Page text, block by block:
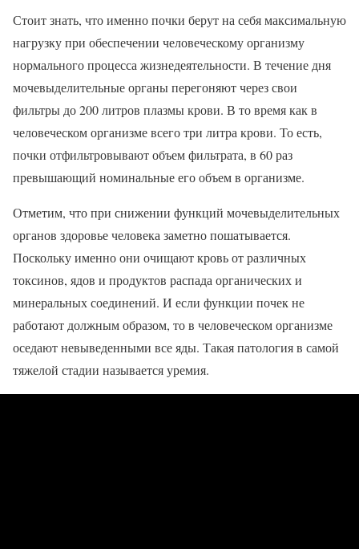
Стоит знать, что именно почки берут на себя максимальную
нагрузку при обеспечении человеческому организму
нормального процесса жизнедеятельности. В течение дня
мочевыделительные органы перегоняют через свои
фильтры до 200 литров плазмы крови. В то время как в
человеческом организме всего три литра крови. То есть,
почки отфильтровывают объем фильтрата, в 60 раз
превышающий номинальные его объем в организме.
Отметим, что при снижении функций мочевыделительных
органов здоровье человека заметно пошатывается.
Поскольку именно они очищают кровь от различных
токсинов, ядов и продуктов распада органических и
минеральных соединений. И если функции почек не
работают должным образом, то в человеческом организме
оседают невыведенными все яды. Такая патология в самой
тяжелой стадии называется уремия.